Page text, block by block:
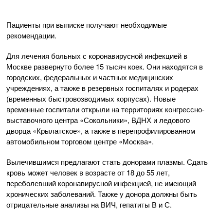
Пациенты при выписке получают необходимые
рекомендации.
Для лечения больных с коронавирусной инфекцией в
Москве развернуто более 15 тысяч коек. Они находятся в
городских, федеральных и частных медицинских
учреждениях, а также в резервных госпиталях и родерах
(временных быстровозводимых корпусах). Новые
временные госпитали открыли на территориях конгрессно-
выставочного центра «Сокольники», ВДНХ и ледового
дворца «Крылатское», а также в перепрофилированном
автомобильном торговом центре «Москва».
Вылечившимся предлагают стать донорами плазмы. Сдать
кровь может человек в возрасте от 18 до 55 лет,
переболевший коронавирусной инфекцией, не имеющий
хронических заболеваний. Также у донора должны быть
отрицательные анализы на ВИЧ, гепатиты В и С.